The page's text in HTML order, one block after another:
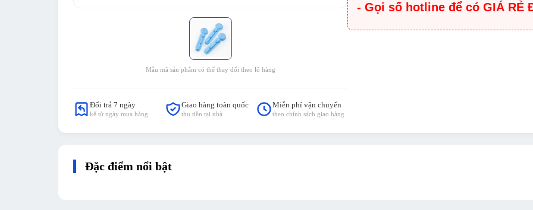
Mẫu mã sản phẩm có thể thay đổi theo lô hàng
Đổi trả 7 ngày
kể từ ngày mua hàng
Giao hàng toàn quốc
thu tiền tại nhà
Miễn phí vận chuyển
theo chính sách giao hàng
- Gọi số hotline để có GIÁ RẺ
Đặc điểm nổi bật